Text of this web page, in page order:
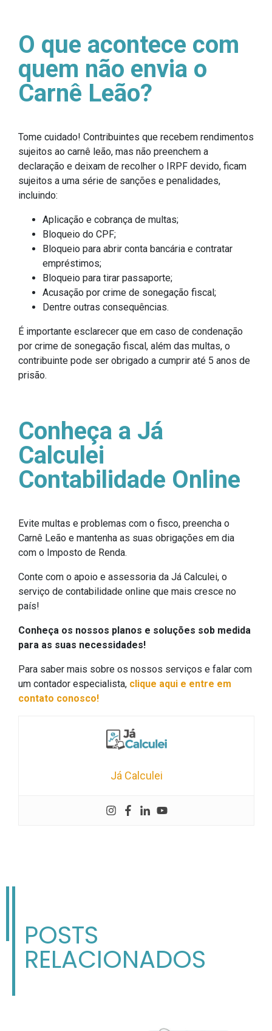
O que acontece com
quem não envia o
Carnê Leão?
Tome cuidado! Contribuintes que recebem rendimentos
sujeitos ao carnê leão, mas não preenchem a
declaração e deixam de recolher o IRPF devido, ficam
sujeitos a uma série de sanções e penalidades,
incluindo:
Aplicação e cobrança de multas;
Bloqueio do CPF;
Bloqueio para abrir conta bancária e contratar
empréstimos;
Bloqueio para tirar passaporte;
Acusação por crime de sonegação fiscal;
Dentre outras consequências.
É importante esclarecer que em caso de condenação
por crime de sonegação fiscal, além das multas, o
contribuinte pode ser obrigado a cumprir até 5 anos de
prisão.
Conheça a Já
Calculei
Contabilidade Online
Evite multas e problemas com o fisco, preencha o
Carnê Leão e mantenha as suas obrigações em dia
com o Imposto de Renda.
Conte com o apoio e assessoria da Já Calculei, o
serviço de contabilidade online que mais cresce no
país!
Conheça os nossos planos e soluções sob medida
para as suas necessidades!
Para saber mais sobre os nossos serviços e falar com
um contador especialista, clique aqui e entre em
contato conosco!
Já Calculei
POSTS
RELACIONADOS